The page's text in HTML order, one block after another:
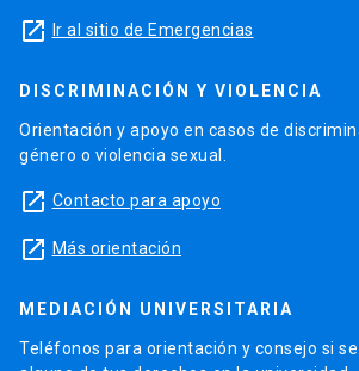
launch Ir al sitio de Emergencias
DISCRIMINACIÓN Y VIOLENCIA
Orientación y apoyo en casos de
género o violencia sexual.
launch Contacto para apoyo
launch Más orientación
MEDIACIÓN UNIVERSITARIA
Teléfonos para orientación y consejo si